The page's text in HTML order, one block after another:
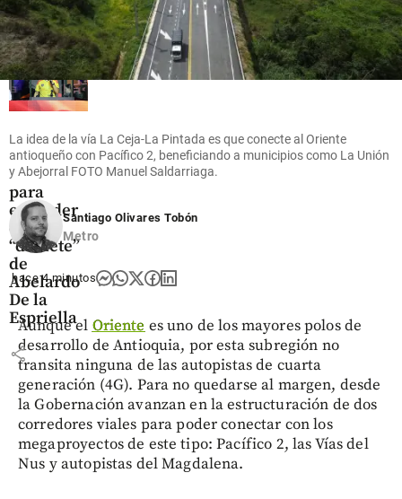
share
Colombia
Las 5
razones
para
entender
el
“doblete”
de
Abelardo
De la
Espriella
share
La idea de la vía La Ceja-La Pintada es que conecte al Oriente
antioqueño con Pacífico 2, beneficiando a municipios como La Unión
y Abejorral FOTO Manuel Saldarriaga.
Santiago Olivares Tobón
Metro
hace 4 minutos
Aunque el Oriente es uno de los mayores polos de
desarrollo de Antioquia, por esta subregión no
transita ninguna de las autopistas de cuarta
generación (4G). Para no quedarse al margen, desde
la Gobernación avanzan en la estructuración de dos
corredores viales para poder conectar con los
megaproyectos de este tipo: Pacífico 2, las Vías del
Nus y autopistas del Magdalena.